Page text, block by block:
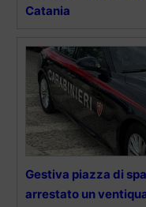
Catania
Gestiva piazza di
arrestato un